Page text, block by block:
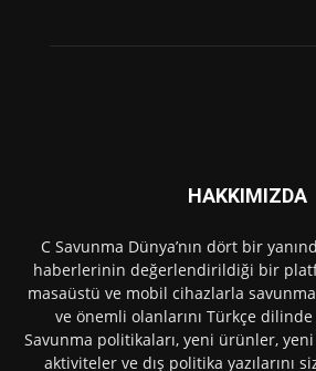
HAKKIMIZDA
C Savunma Dünya’nın dört bir
haberlerinin değerlendirildiği bir
masaüstü ve mobil cihazlarla
ve önemli olanlarını Türkçe dilinde
Savunma politikaları, yeni ürünler,
aktiviteler ve dış politika yazılarını